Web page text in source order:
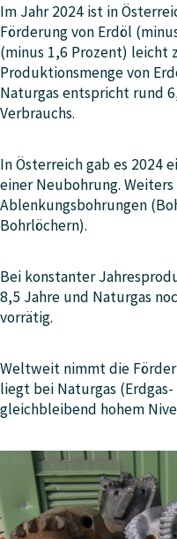
Im Jahr 2024 ist in
Förderung von Erdöl
(minus 1,6 Prozent) leicht
Produktionsmenge von
Naturgas entspricht rund
Verbrauchs.
In Österreich gab es 2024
einer Neubohrung.
Ablenkungsbohrungen
Bohrlöchern).
Bei konstanter
8,5 Jahre und Naturgas
vorrätig.
Weltweit nimmt die
liegt bei Naturgas
gleichbleibend hohem